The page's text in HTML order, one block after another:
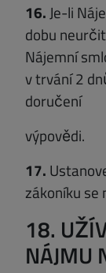
16.Je-li
dobu
Nájemní
v trvání 2
doručení
výpovědi.
17.
zákoníku se
18.
NÁJMU